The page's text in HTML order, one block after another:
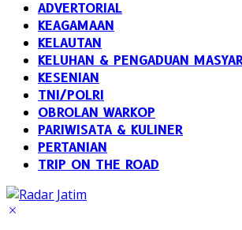
ADVERTORIAL
KEAGAMAAN
KELAUTAN
KELUHAN & PENGADUAN
KESENIAN
TNI/POLRI
OBROLAN WARKOP
PARIWISATA & KULINER
PERTANIAN
TRIP ON THE ROAD